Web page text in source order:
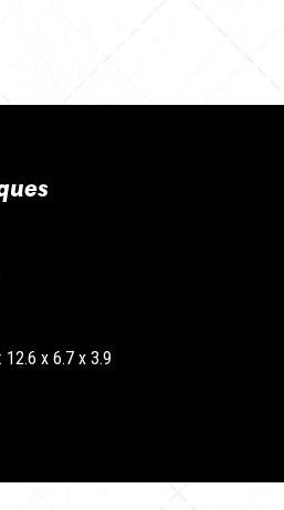
: 12.6 x 6.7 x 3.9